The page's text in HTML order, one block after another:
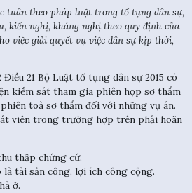
tuân theo pháp luật trong tố tụng dân sự,
kiến nghị, kháng nghị theo quy định của
việc giải quyết vụ việc dân sự kịp thời,
21 Bộ Luật tố tụng dân sự 2015 có
kiểm sát tham gia phiên họp sơ thẩm
toà sơ thẩm đối với những vụ án.
viên trong trường hợp trên phải hoãn
thập chứng cứ.
tài sản công, lợi ích công cộng.
ở.